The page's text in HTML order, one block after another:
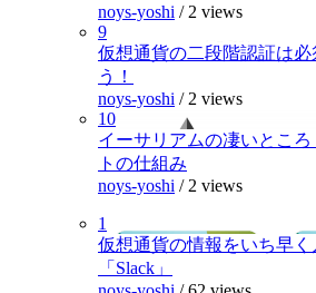
noys-yoshi / 2 views
9
仮想通貨の二段階認証は
う！
noys-yoshi / 2 views
10
イーサリアムの凄いとこ
トの仕組み
noys-yoshi / 2 views
1
仮想通貨の情報をいち早く
「Slack」